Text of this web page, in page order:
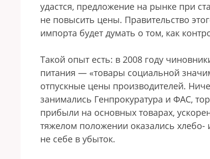
удастся, предложение на рынке при
не повысить цены. Правительство
импорта будет думать о том, как
Такой опыт есть: в 2008 году
питания — «товары социальной
отпускные цены производителей.
занимались Генпрокуратура и ФАС,
прибыли на основных товарах,
тяжелом положении оказались
не себе в убыток.